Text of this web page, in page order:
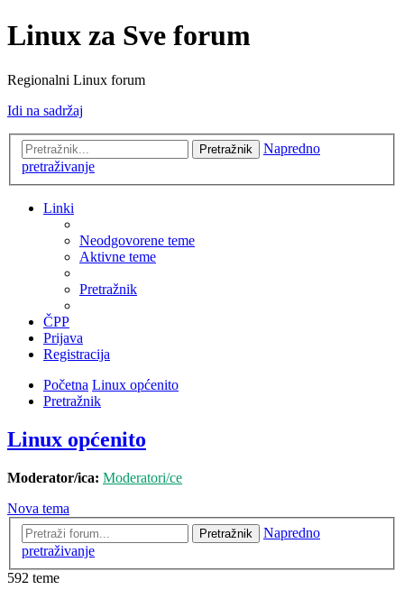
Linux za Sve forum
Regionalni Linux forum
Idi na sadržaj
Pretražnik
Napredno
pretraživanje
Linki
Neodgovorene teme
Aktivne teme
Pretražnik
ČPP
Prijava
Registracija
Početna Linux općenito
Pretražnik
Linux općenito
Moderator/ica: Moderatori/ce
Nova tema
Pretražnik
Napredno
pretraživanje
592 teme